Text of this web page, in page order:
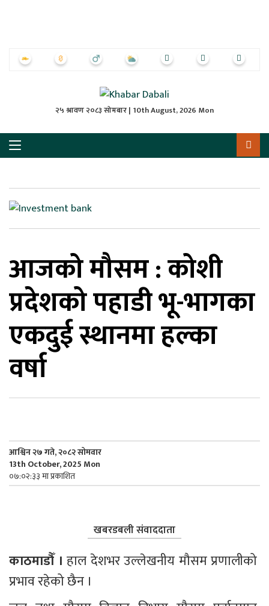
२५ श्रावण २०८३ सोमबार | 10th August, 2026 Mon
आजको मौसम : कोशी
प्रदेशको पहाडी भू-भागका
एकदुई स्थानमा हल्का
वर्षा
आश्विन २७ गते, २०८२ सोमवार
13th October, 2025 Mon
०७:०२:३३ मा प्रकाशित
खबरडबली संवाददाता
काठमाडौँ । हाल देशभर उल्लेखनीय मौसम प्रणालीको
प्रभाव रहेको छैन ।